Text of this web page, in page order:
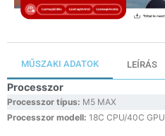
MŰSZAKI ADATOK LEÍRÁS
Processzor
Processzor típus: M5 MAX
Processzor modell: 18C CPU/40C GPU